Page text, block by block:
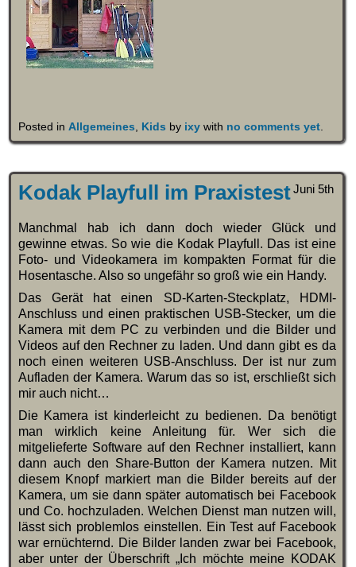
Posted in Allgemeines Kids by ixywith no comments yet.
Juni 5th
Kodak Playfull im Praxistest
Manchmal hab ich dann doch wieder Glück und
gewinne etwas. So wie die Kodak Playfull. Das ist eine
Foto- und Videokamera im kompakten Format für die
Hosentasche. Also so ungefähr so groß wie ein Handy.
Das Gerät hat einen SD-Karten-Steckplatz, HDMI-
Anschluss und einen praktischen USB-Stecker, um die
Kamera mit dem PC zu verbinden und die Bilder und
Videos auf den Rechner zu laden. Und dann gibt es da
noch einen weiteren USB-Anschluss. Der ist nur zum
Aufladen der Kamera. Warum das so ist, erschließt sich
mir auch nicht…
Die Kamera ist kinderleicht zu bedienen. Da benötigt
man wirklich keine Anleitung für. Wer sich die
mitgelieferte Software auf den Rechner installiert, kann
dann auch den Share-Button der Kamera nutzen. Mit
diesem Knopf markiert man die Bilder bereits auf der
Kamera, um sie dann später automatisch bei Facebook
und Co. hochzuladen. Welchen Dienst man nutzen will,
lässt sich problemlos einstellen. Ein Test auf Facebook
war ernüchternd. Die Bilder landen zwar bei Facebook,
aber unter der Überschrift „Ich möchte meine KODAK